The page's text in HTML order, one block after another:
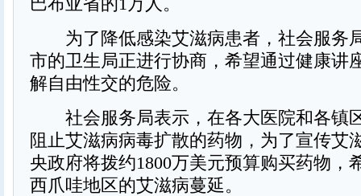
为了降低感染艾滋病患者，社会服务
市的卫生局正进行协商，希望通过健康讲
解自由性交的危险。
社会服务局表示，在各大医院和各镇
阻止艾滋病病毒扩散的药物，为了宣传艾
央政府将拨约1800万美元预算购买药物，
西爪哇地区的艾滋病蔓延。